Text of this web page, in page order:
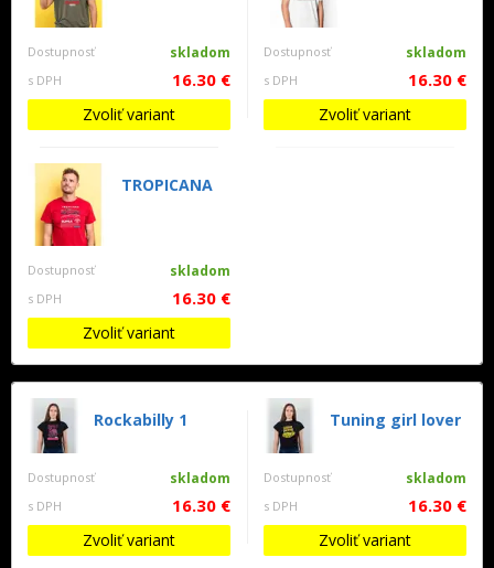
Dostupnosť skladom
s DPH 16.30 €
Zvoliť variant
Dostupnosť skladom
s DPH 16.30 €
Zvoliť variant
TROPICANA
Dostupnosť skladom
s DPH 16.30 €
Zvoliť variant
Rockabilly 1
Dostupnosť skladom
s DPH 16.30 €
Zvoliť variant
Tuning girl lover
Dostupnosť skladom
s DPH 16.30 €
Zvoliť variant